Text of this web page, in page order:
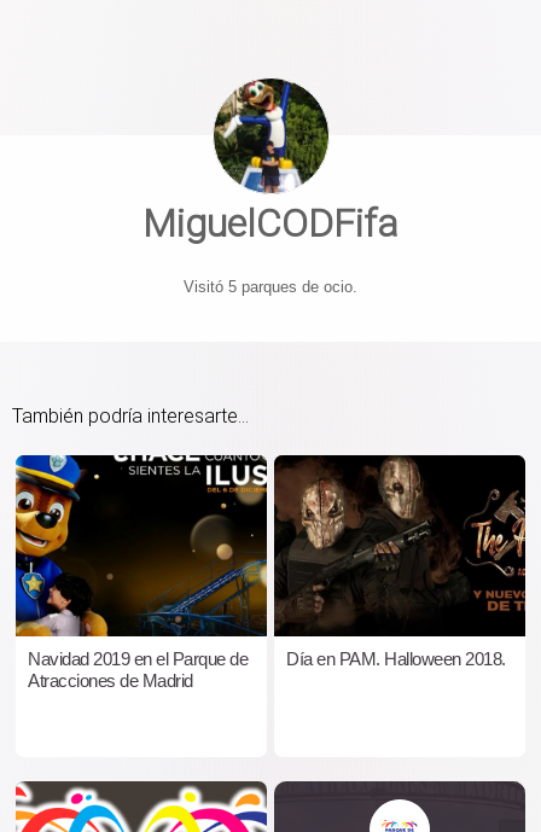
MiguelCODFifa
Visitó 5 parques de ocio.
También podría interesarte...
Navidad 2019 en el Parque de
Atracciones de Madrid
Día en PAM. Halloween 2018.